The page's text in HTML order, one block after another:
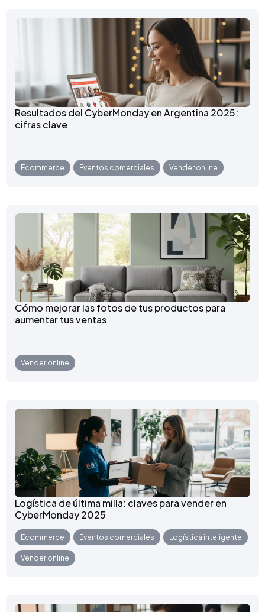
Resultados del CyberMonday en Argentina 2025:
cifras clave
Ecommerce Eventos comerciales Vender online
Cómo mejorar las fotos de tus productos para
aumentar tus ventas
Vender online
Logística de última milla: claves para vender en
CyberMonday 2025
Ecommerce Eventos comerciales Logística inteligente
Vender online